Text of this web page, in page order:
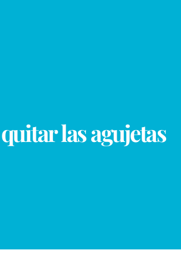
las agujetas